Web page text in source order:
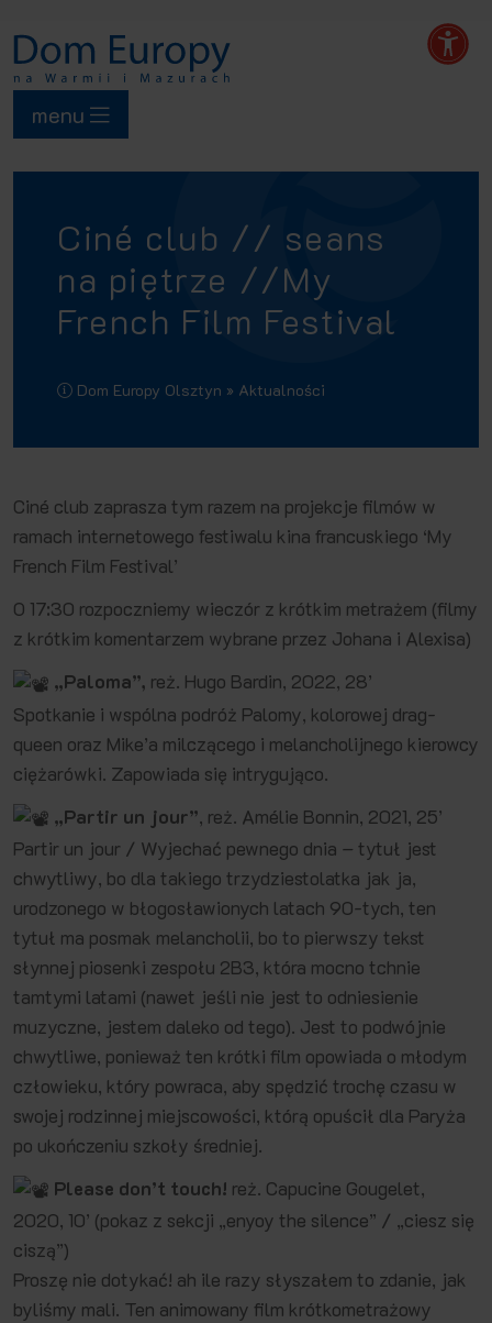
menu
Ciné club // seans
na piętrze //My
French Film Festival
Dom Europy Olsztyn » Aktualności
Ciné club zaprasza tym razem na projekcje filmów w
ramach internetowego festiwalu kina francuskiego ‘My
French Film Festival’
O 17:30 rozpoczniemy wieczór z krótkim metrażem (filmy
z krótkim komentarzem wybrane przez Johana i Alexisa)
„Paloma”, reż. Hugo Bardin, 2022, 28’
Spotkanie i wspólna podróż Palomy, kolorowej drag-
queen oraz Mike’a milczącego i melancholijnego kierowcy
ciężarówki. Zapowiada się intrygująco.
„Partir un jour”, reż. Amélie Bonnin, 2021, 25’
Partir un jour / Wyjechać pewnego dnia – tytuł jest
chwytliwy, bo dla takiego trzydziestolatka jak ja,
urodzonego w błogosławionych latach 90-tych, ten
tytuł ma posmak melancholii, bo to pierwszy tekst
słynnej piosenki zespołu 2B3, która mocno tchnie
tamtymi latami (nawet jeśli nie jest to odniesienie
muzyczne, jestem daleko od tego). Jest to podwójnie
chwytliwe, ponieważ ten krótki film opowiada o młodym
człowieku, który powraca, aby spędzić trochę czasu w
swojej rodzinnej miejscowości, którą opuścił dla Paryża
po ukończeniu szkoły średniej.
Please don’t touch! reż. Capucine Gougelet,
2020, 10’ (pokaz z sekcji „enyoy the silence” / „ciesz się
ciszą”)
Proszę nie dotykać! ah ile razy słyszałem to zdanie, jak
byliśmy mali. Ten animowany film krótkometrażowy